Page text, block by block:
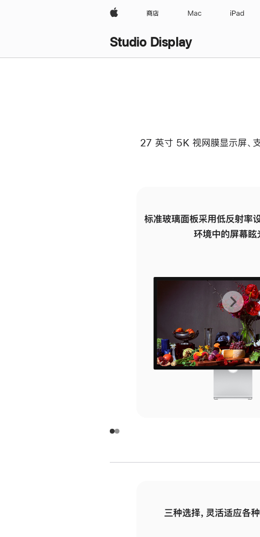
Apple 商店 Mac iPad
Studio Display
27 英寸 5K 视网膜显示屏、
标准玻璃面板采用低反射率
环境中的屏幕眩
上
一
张
图
面
下
一
张
图
面
三种选择，灵活适应各